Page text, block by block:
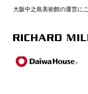
大阪中之島美術館の運営に